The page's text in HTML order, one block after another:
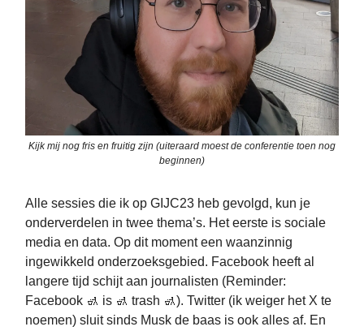
Kijk mij nog fris en fruitig zijn (uiteraard moest de conferentie toen nog
beginnen)
Alle sessies die ik op GIJC23 heb gevolgd, kun je
onderverdelen in twee thema’s. Het eerste is sociale
media en data. Op dit moment een waanzinnig
ingewikkeld onderzoeksgebied. Facebook heeft al
langere tijd schijt aan journalisten (Reminder:
Facebook 🚮 is 🚮 trash 🚮). Twitter (ik weiger het X te
noemen) sluit sinds Musk de baas is ook alles af. En